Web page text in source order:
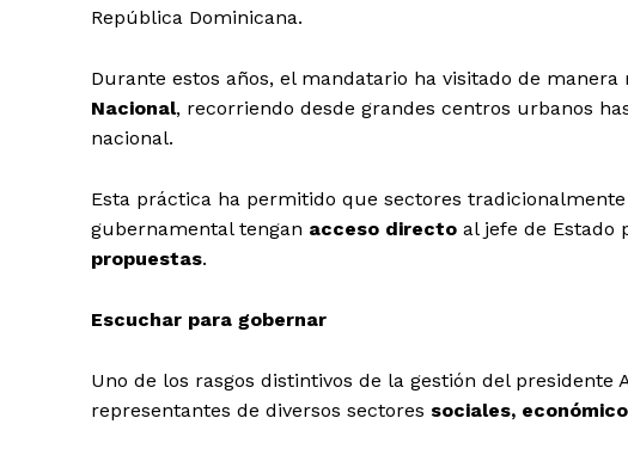
República Dominicana.
Durante estos años, el mandatario ha visitado de
Nacional, recorriendo desde grandes centros urbanos
nacional.
Esta práctica ha permitido que sectores
gubernamental tengan acceso directo al jefe de Estado
propuestas.
Escuchar para gobernar
Uno de los rasgos distintivos de la gestión del
representantes de diversos sectores sociales,